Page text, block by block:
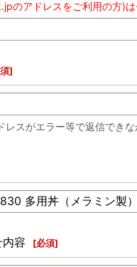
のアドレスをご利用の方)
]
レスがエラー等で返信でき
容 [必須]